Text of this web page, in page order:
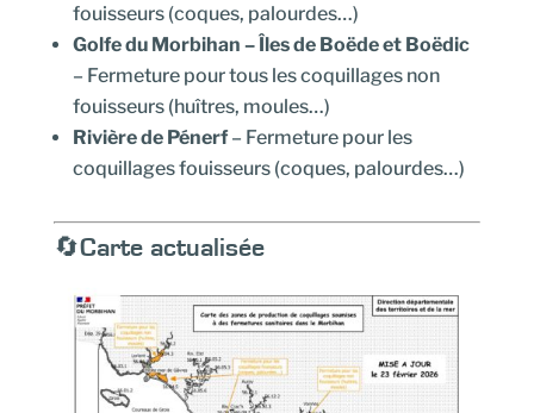
fouisseurs (coques, palourdes…)
Golfe du Morbihan – Îles de Boëde et Boëdic
– Fermeture pour tous les coquillages non
fouisseurs (huîtres, moules…)
Rivière de Pénerf– Fermeture pour les
coquillages fouisseurs (coques, palourdes…)
🔄Carte actualisée